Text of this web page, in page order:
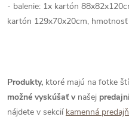
- balenie: 1x kartón
kartón 129x70x20cm,
Produkty, ktoré majú na fotke
možné vyskúšať v našej
nájdete v sekcií kamenná